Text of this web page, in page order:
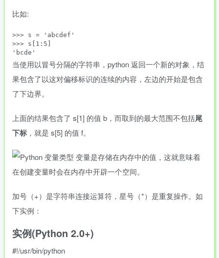
比如:
>>> s = 'abcdef'
>>> s[1:5]
当使用以冒号分隔的字符串，python 返回一个新的对象，结
果包含了以这对偏移标识的连续的内容，左边的开始是包含
了下边界。
上面的结果包含了 s[1] 的值 b，而取到的最大范围不包括尾
下标 ，就是 s[5] 的值 f。
加号（+）是字符串连接运算符，星号（*）是重复操作。如
下实例：
实例(Python 2.0+)
#!/usr/bin/python